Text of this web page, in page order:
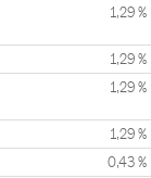
1,29 %
1,29 %
1,29 %
1,29 %
0,43 %